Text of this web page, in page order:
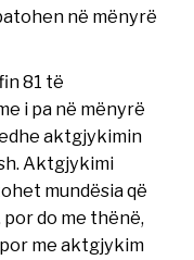
në mënyrë
81 të
i pa në mënyrë
aktgjykimin
Aktgjykimi
mundësia që
do me thënë,
me aktgjykim